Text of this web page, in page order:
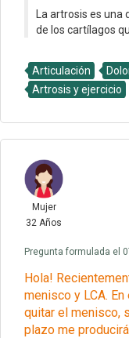
La artrosis es
de los cartílagos
Articulación
Artrosis y ejercicio
Mujer
32 Años
Pregunta formulada el
Hola!
menisco y LCA.
quitar el menisco,
plazo me